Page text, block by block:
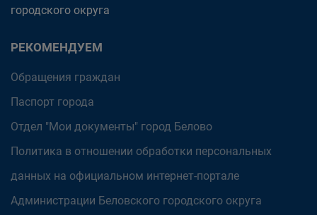
городского округа
РЕКОМЕНДУЕМ
Обращения граждан
Паспорт города
Отдел "Мои документы" город Белово
Политика в отношении обработки персональных
данных на официальном интернет-портале
Администрации Беловского городского округа